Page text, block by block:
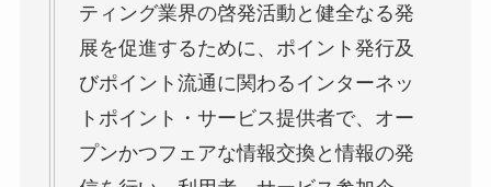
ティング業界の啓発活動と健全なる発
展を促進するために、ポイント発行及
びポイント流通に関わるインターネッ
トポイント・サービス提供者で、オー
プンかつフェアな情報交換と情報の発